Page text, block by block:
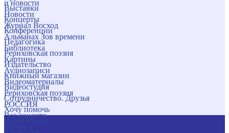
и новости
Новости
Журнал Восход
Альманах Зов времени
Библиотека
Картины
Аудиозаписи
Видеоматериалы
Рериховская поэзия
РОССИЯ
Все соцсети
Выставки
Концерты
Конференции
Педагогика
Рериховская поэзия
Издательство
Книжный магазин
Видеостудия
Сотрудничество. Друзья
Хочу помочь